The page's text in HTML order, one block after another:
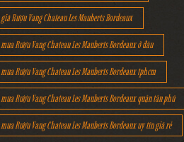
giá Rượu Vang Chateau Les Mauberts Bordeaux
mua Rượu Vang Chateau Les Mauberts Bordeaux ở đâu
mua Rượu Vang Chateau Les Mauberts Bordeaux tphcm
mua Rượu Vang Chateau Les Mauberts Bordeaux quận tân phú
mua Rượu Vang Chateau Les Mauberts Bordeaux uy tín giá rẻ